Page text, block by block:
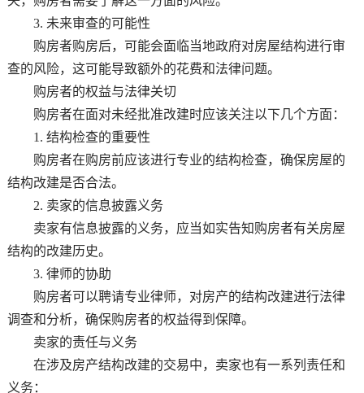
3. 未来审查的可能性
购房者购房后，可能会面临当地政府对房屋结构进行审
查的风险，这可能导致额外的花费和法律问题。
购房者的权益与法律关切
购房者在面对未经批准改建时应该关注以下几个方面：
1. 结构检查的重要性
购房者在购房前应该进行专业的结构检查，确保房屋的
结构改建是否合法。
2. 卖家的信息披露义务
卖家有信息披露的义务，应当如实告知购房者有关房屋
结构的改建历史。
3. 律师的协助
购房者可以聘请专业律师，对房产的结构改建进行法律
调查和分析，确保购房者的权益得到保障。
卖家的责任与义务
在涉及房产结构改建的交易中，卖家也有一系列责任和
义务：